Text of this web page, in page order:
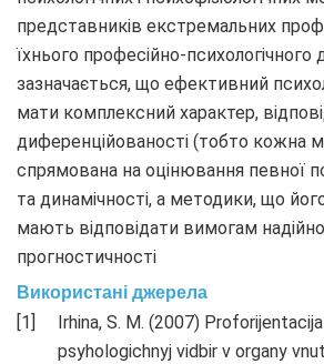
представників екстремальних
їхнього професійно-
зазначається, що ефективний
мати комплексний характер,
диференційованості (тобто кожна
спрямована на оцінювання певної
та динамічності, а методики, що
мають відповідати вимогам
прогностичності
Використані джерела
Irhina, S. M. (2007)
psyhologichnyj vidbir v organy